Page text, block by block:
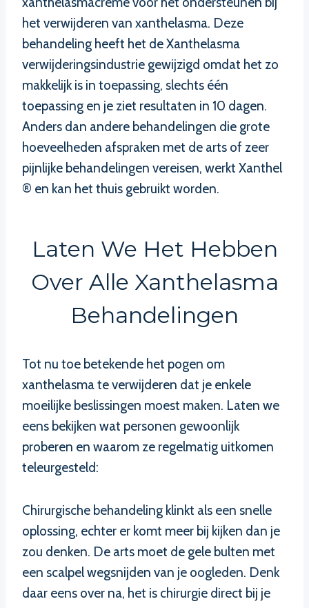
het verwijderen van xanthelasma. Deze
behandeling heeft het de Xanthelasma
verwijderingsindustrie gewijzigd omdat het zo
makkelijk is in toepassing, slechts één
toepassing en je ziet resultaten in 10 dagen.
Anders dan andere behandelingen die grote
hoeveelheden afspraken met de arts of zeer
pijnlijke behandelingen vereisen, werkt Xanthel
® en kan het thuis gebruikt worden.
Laten We Het Hebben
Over Alle Xanthelasma
Behandelingen
Tot nu toe betekende het pogen om
xanthelasma te verwijderen dat je enkele
moeilijke beslissingen moest maken. Laten we
eens bekijken wat personen gewoonlijk
proberen en waarom ze regelmatig uitkomen
teleurgesteld:
Chirurgische behandeling klinkt als een snelle
oplossing, echter er komt meer bij kijken dan je
zou denken. De arts moet de gele bulten met
een scalpel wegsnijden van je oogleden. Denk
daar eens over na, het is chirurgie direct bij je